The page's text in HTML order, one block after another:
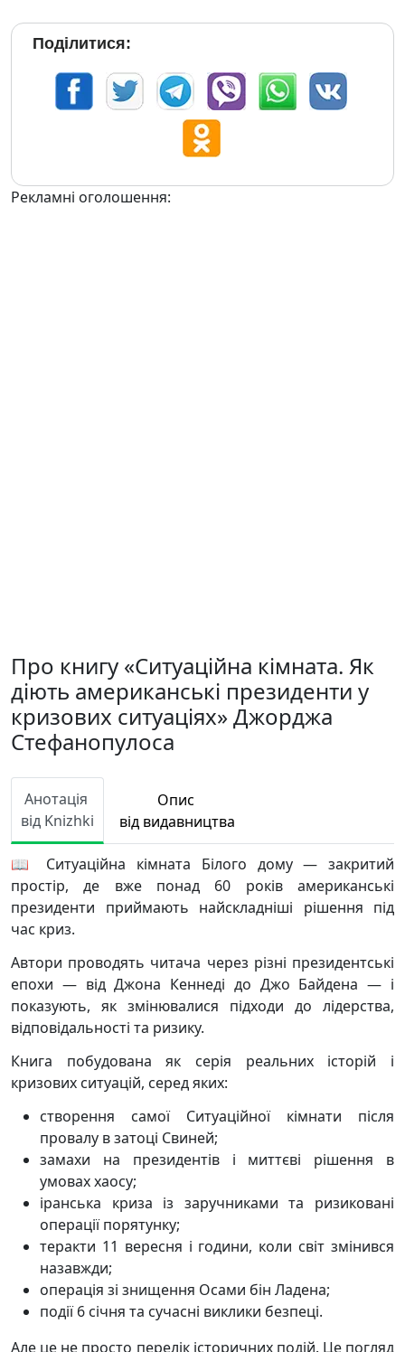
Поділитися:
Рекламні оголошення:
Про книгу «Ситуаційна кімната. Як
діють американські президенти у
кризових ситуаціях» Джорджа
Стефанопулоса
Анотація
від Knizhki
Опис
від видавництва
📖 Ситуаційна кімната Білого дому — закритий
простір, де вже понад 60 років американські
президенти приймають найскладніші рішення під
час криз.
Автори проводять читача через різні президентські
епохи — від Джона Кеннеді до Джо Байдена — і
показують, як змінювалися підходи до лідерства,
відповідальності та ризику.
Книга побудована як серія реальних історій і
кризових ситуацій, серед яких:
створення самої Ситуаційної кімнати після
провалу в затоці Свиней;
замахи на президентів і миттєві рішення в
умовах хаосу;
іранська криза із заручниками та ризиковані
операції порятунку;
теракти 11 вересня і години, коли світ змінився
назавжди;
операція зі знищення Осами бін Ладена;
події 6 січня та сучасні виклики безпеці.
Але це не просто перелік історичних подій. Це погляд